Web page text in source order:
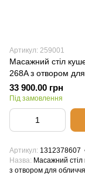
Артикул: 259001
Масажний стіл
268A з отвором
33 900.00 грн
Під замовлення
Артикул 1312378607
Назва Масажний стіл
з отвором для обличчя